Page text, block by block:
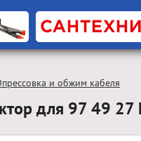
и обжим кабеля
для 97 49